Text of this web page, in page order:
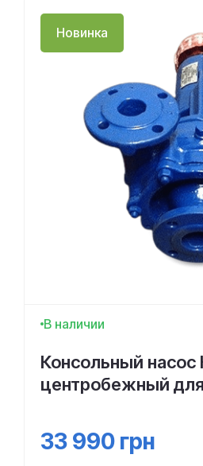
Новинка
В наличии
Консольный насос
центробежный
33 990 грн